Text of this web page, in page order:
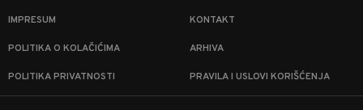
IMPRESUM KONTAKT
POLITIKA O KOLAČIĆIMA ARHIVA
POLITIKA PRIVATNOSTI PRAVILA I USLOVI KORIŠĆENJA